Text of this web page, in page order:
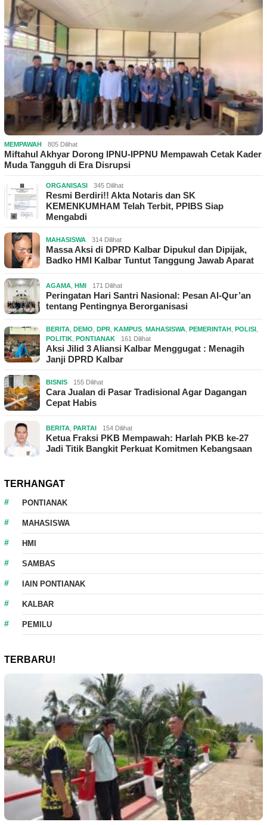
MEMPAWAH 805 Dilihat
Miftahul Akhyar Dorong IPNU-IPPNU Mempawah Cetak Kader
Muda Tangguh di Era Disrupsi
ORGANISASI 345 Dilihat
Resmi Berdiri!! Akta Notaris dan SK
KEMENKUMHAM Telah Terbit, PPIBS Siap
Mengabdi
MAHASISWA 314 Dilihat
Massa Aksi di DPRD Kalbar Dipukul dan Dipijak,
Badko HMI Kalbar Tuntut Tanggung Jawab Aparat
AGAMA HMI 171 Dilihat
Peringatan Hari Santri Nasional: Pesan Al-Qur’an
tentang Pentingnya Berorganisasi
BERITA DEMO DPR KAMPUS MAHASISWA PEMERINTAH POLISI
POLITIK
PONTIANAK 161 Dilihat
Aksi Jilid 3 Aliansi Kalbar Menggugat : Menagih
Janji DPRD Kalbar
BISNIS 155 Dilihat
Cara Jualan di Pasar Tradisional Agar Dagangan
Cepat Habis
BERITA PARTAI 154 Dilihat
Ketua Fraksi PKB Mempawah: Harlah PKB ke-27
Jadi Titik Bangkit Perkuat Komitmen Kebangsaan
TERHANGAT
PONTIANAK
MAHASISWA
HMI
SAMBAS
IAIN PONTIANAK
KALBAR
PEMILU
TERBARU!